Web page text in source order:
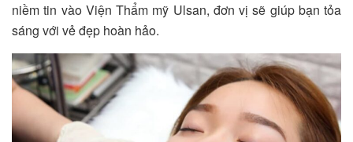
niềm tin vào Viện Thẩm mỹ Ulsan, đơn vị sẽ giúp bạn tỏa
sáng với vẻ đẹp hoàn hảo.